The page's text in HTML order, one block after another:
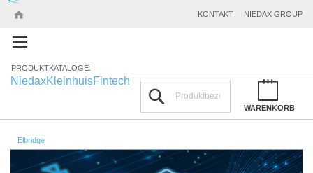
NIEDAX GROUP
KONTAKT
PRODUKTKATALOGE:
NiedaxKleinhuisFintech
WARENKORB
Elbridge